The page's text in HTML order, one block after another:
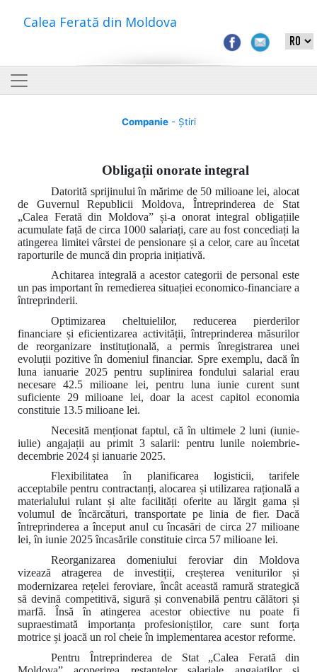
Calea Ferată din Moldova
Companie- Știri
Obligații onorate integral
Datorită sprijinului în mărime de 50 milioane lei, alocat
de Guvernul Republicii Moldova, Întreprinderea de Stat
„Calea Ferată din Moldova” și-a onorat integral obligațiile
acumulate față de circa 1000 salariați, care au fost concediați la
atingerea limitei vârstei de pensionare și a celor, care au încetat
raporturile de muncă din propria inițiativă.
Achitarea integrală a acestor categorii de personal este
un pas important în remedierea situației economico-financiare a
întreprinderii.
Optimizarea cheltuielilor, reducerea pierderilor
financiare și eficientizarea activității, întreprinderea măsurilor
de reorganizare instituțională, a permis înregistrarea unei
evoluții pozitive în domeniul financiar. Spre exemplu, dacă în
luna ianuarie 2025 pentru suplinirea fondului salarial erau
necesare 42.5 milioane lei, pentru luna iunie curent sunt
suficiente 29 milioane lei, doar la acest capitol economia
constituie 13.5 milioane lei.
Necesită menționat faptul, căîn ultimele 2 luni (iunie-
iulie) angajații au primit 3 salarii: pentru lunile noiembrie-
decembrie 2024 și ianuarie 2025.
Flexibilitatea în planificarea logisticii, tarifele
acceptabile pentru contractanți, alocarea și utilizarea rațională a
materialului rulant și alte facilități oferite au lărgit gama și
volumul de încărcături, transportate pe linia de fier. Dacă
întreprinderea a început anul cu încasări de circa 27 milioane
lei, în iunie 2025 încasările constituie circa 57 milioane lei.
Reorganizarea domeniului feroviar din Moldova
vizează atragerea de investiții, creșterea veniturilor și
modernizarea rețelei feroviare, încât această ramură strategică
să devină competitivă, sigură și convenabilă pentru călători și
marfă. Însă în atingerea acestor obiective nu poate fi
supraestimată importanța profesioniștilor, care sunt forța
motrice și joacă un rol cheie în implementarea acestor reforme.
Pentru Întreprinderea de Stat „Calea Ferată din